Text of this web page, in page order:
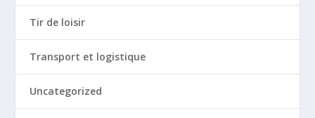
Tir de loisir
Transport et logistique
Uncategorized